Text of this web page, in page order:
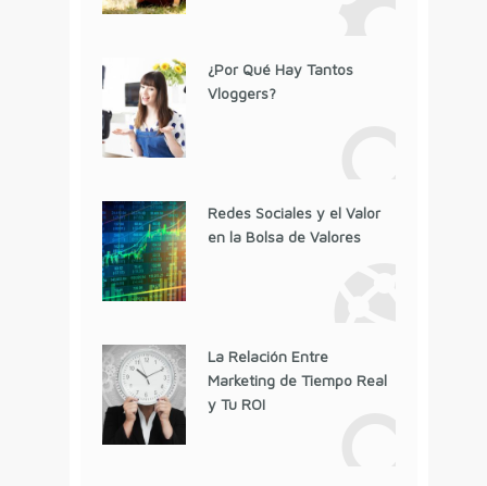
¿Por Qué Hay Tantos
Vloggers?
Redes Sociales y el Valor
en la Bolsa de Valores
La Relación Entre
Marketing de Tiempo Real
y Tu ROI